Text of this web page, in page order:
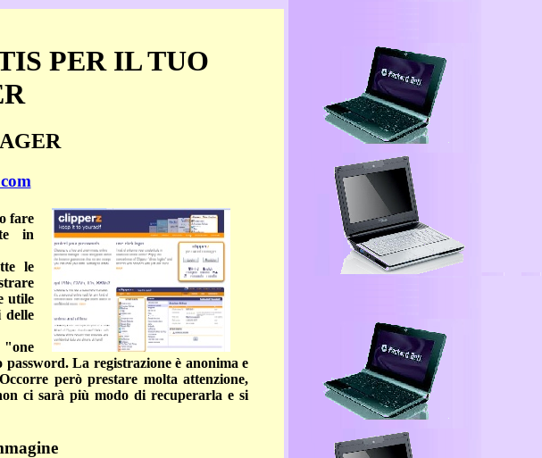
PER IL TUO
fare
in
le
utile
delle
"one
La registrazione è anonima e
però prestare molta attenzione,
ci sarà più modo di recuperarla e si